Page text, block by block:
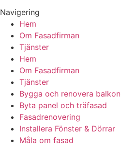
Navigering
Hem
Om Fasadfirman
Tjänster
Hem
Om Fasadfirman
Tjänster
Bygga och renovera
Byta panel och träfasad
Fasadrenovering
Installera Fönster & Dörrar
Måla om fasad